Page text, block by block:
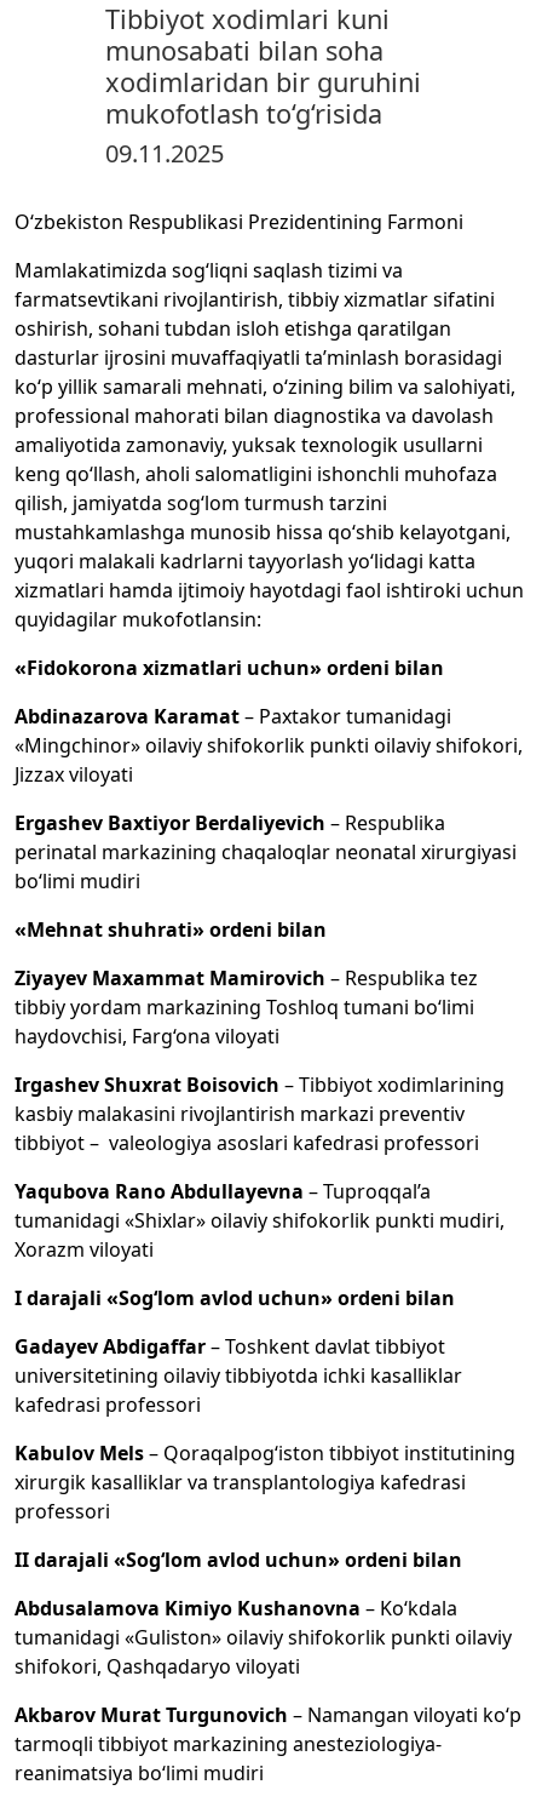
sertifikatlashtirish markazi
Tibbiyot xodimlari kuni
munosabati bilan soha
xodimlaridan bir guruhini
mukofotlash to‘g‘risida
09.11.2025
O‘zbekiston Respublikasi Prezidentining Farmoni
Mamlakatimizda sog‘liqni saqlash tizimi va
farmatsevtikani rivojlantirish, tibbiy xizmatlar sifatini
oshirish, sohani tubdan isloh etishga qaratilgan
dasturlar ijrosini muvaffaqiyatli ta’minlash borasidagi
ko‘p yillik samarali mehnati, o‘zining bilim va salohiyati,
professional mahorati bilan diagnostika va davolash
amaliyotida zamonaviy, yuksak texnologik usullarni
keng qo‘llash, aholi salomatligini ishonchli muhofaza
qilish, jamiyatda sog‘lom turmush tarzini
mustahkamlashga munosib hissa qo‘shib kelayotgani,
yuqori malakali kadrlarni tayyorlash yo‘lidagi katta
xizmatlari hamda ijtimoiy hayotdagi faol ishtiroki uchun
quyidagilar mukofotlansin:
«Fidokorona xizmatlari uchun» ordeni bilan
Abdinazarova Karamat– Paxtakor tumanidagi
«Mingchinor» oilaviy shifokorlik punkti oilaviy shifokori,
Jizzax viloyati
Ergashev Baxtiyor Berdaliyevich – Respublika
perinatal markazining chaqaloqlar neonatal xirurgiyasi
bo‘limi mudiri
«Mehnat shuhrati» ordeni bilan
Ziyayev Maxammat Mamirovich – Respublika tez
tibbiy yordam markazining Toshloq tumani bo‘limi
haydovchisi, Farg‘ona viloyati
Irgashev Shuxrat Boisovich – Tibbiyot xodimlarining
kasbiy malakasini rivojlantirish markazi preventiv
tibbiyot – valeologiya asoslari kafedrasi professori
Yaqubova Rano Abdullayevna – Tuproqqal’a
tumanidagi «Shixlar» oilaviy shifokorlik punkti mudiri,
Xorazm viloyati
I darajali «Sog‘lom avlod uchun» ordeni bilan
Gadayev Abdigaffar– Toshkent davlat tibbiyot
universitetining oilaviy tibbiyotda ichki kasalliklar
kafedrasi professori
Kabulov Mels– Qoraqalpog‘iston tibbiyot institutining
xirurgik kasalliklar va transplantologiya kafedrasi
professori
II darajali «Sog‘lom avlod uchun» ordeni bilan
Abdusalamova Kimiyo Kushanovna – Ko‘kdala
tumanidagi «Guliston» oilaviy shifokorlik punkti oilaviy
shifokori, Qashqadaryo viloyati
Akbarov Murat Turgunovich – Namangan viloyati ko‘p
tarmoqli tibbiyot markazining anesteziologiya-
reanimatsiya bo‘limi mudiri